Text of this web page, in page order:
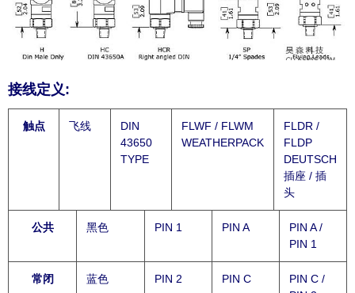
接线定义:
触点 飞线
DIN
43650
TYPE
FLWF / FLWM
WEATHERPACK
FLDR /
FLDP
DEUTSCH
插座 / 插
头
公共 黑色 PIN 1 PIN A
PIN A /
PIN 1
常闭 蓝色 PIN 2 PIN C
PIN C /